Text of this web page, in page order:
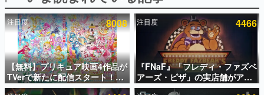
ピックアップ
電ファミのいま読まれている記事ランキング
アプリセール情報
インタビュー
注目度 8008
【無料】プリキュア映画4作品が
TVerで新たに配信スタート！な
んと2018年～2024年の映画ほぼ
注目度 4466
『FNaF』「フレディ・ファズベ
アーズ・ピザ」の実店舗がアメ
リカの商業施設「American